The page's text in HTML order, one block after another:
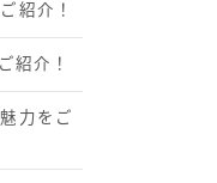
紹介！
紹介！
力をご